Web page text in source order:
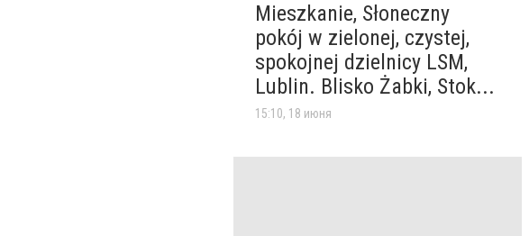
Mieszkanie, Słoneczny
pokój w zielonej, czystej,
spokojnej dzielnicy LSM,
Lublin. Blisko Żabki, Stok...
15:10, 18 июня